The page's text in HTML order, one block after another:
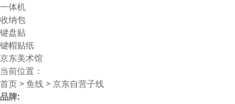
一体机
收纳包
键盘贴
键帽贴纸
京东美术馆
当前位置：
首页 > 鱼线 > 京东自营子线
品牌: